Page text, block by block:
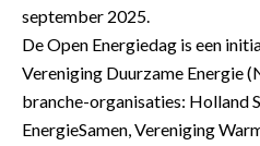
september 2025.
De Open Energiedag is een
Vereniging Duurzame Energie
branche-organisaties: Holland
EnergieSamen, Vereniging